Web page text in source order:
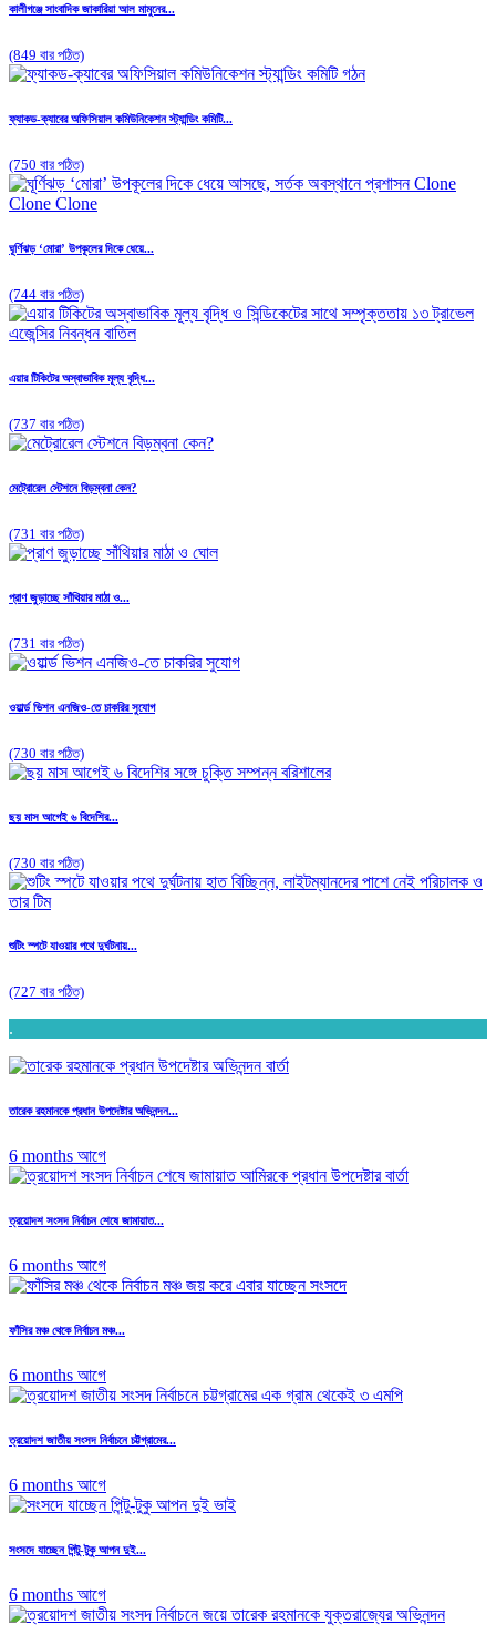
কালীগঞ্জে সাংবাদিক জাকারিয়া আল মামুনের...
(849 বার পঠিত)
ফ্যাকড-ক্যাবের অফিসিয়াল কমিউনিকেশন স্ট্যান্ডিং কমিটি...
(750 বার পঠিত)
ঘূর্ণিঝড় ‘মোরা’ উপকূলের দিকে ধেয়ে...
(744 বার পঠিত)
এয়ার টিকিটের অস্বাভাবিক মূল্য বৃদ্ধি...
(737 বার পঠিত)
মেট্রোরেল স্টেশনে বিড়ম্বনা কেন?
(731 বার পঠিত)
প্রাণ জুড়াচ্ছে সাঁথিয়ার মাঠা ও...
(731 বার পঠিত)
ওয়ার্ল্ড ভিশন এনজিও-তে চাকরির সুযোগ
(730 বার পঠিত)
ছয় মাস আগেই ৬ বিদেশির...
(730 বার পঠিত)
শুটিং স্পটে যাওয়ার পথে দুর্ঘটনায়...
(727 বার পঠিত)
.
তারেক রহমানকে প্রধান উপদেষ্টার অভিনন্দন...
6 months আগে
ত্রয়োদশ সংসদ নির্বাচন শেষে জামায়াত...
6 months আগে
ফাঁসির মঞ্চ থেকে নির্বাচন মঞ্চ...
6 months আগে
ত্রয়োদশ জাতীয় সংসদ নির্বাচনে চট্টগ্রামের...
6 months আগে
সংসদে যাচ্ছেন পিন্টু-টুকু আপন দুই...
6 months আগে